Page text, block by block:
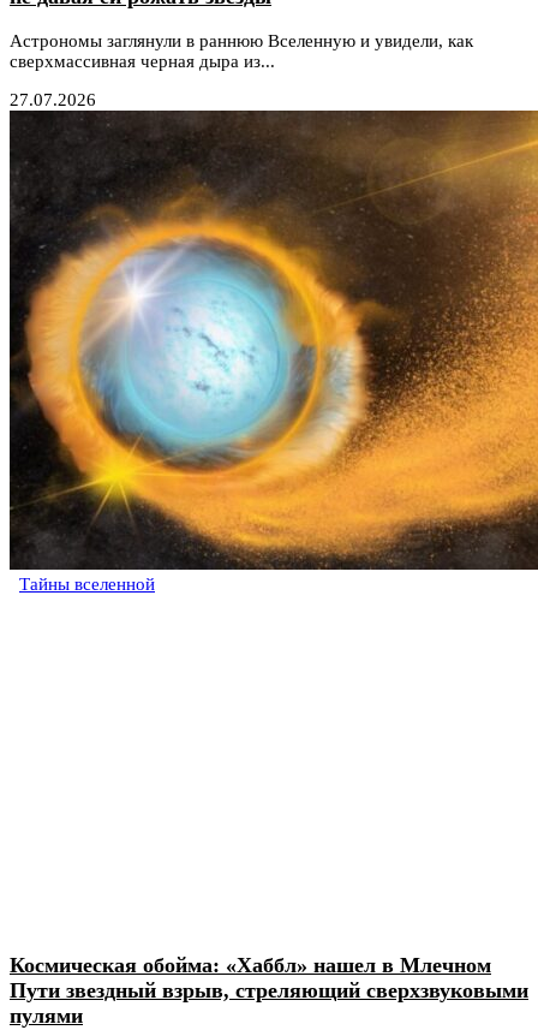
Астрономы заглянули в раннюю Вселенную и увидели, как
сверхмассивная черная дыра из...
27.07.2026
Тайны вселенной
Космическая обойма: «Хаббл» нашел в Млечном
Пути звездный взрыв, стреляющий сверхзвуковыми
пулями